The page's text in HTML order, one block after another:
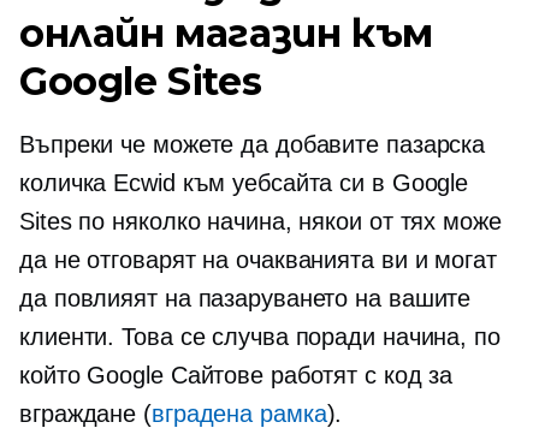
онлайн магазин към
Google Sites
Въпреки че можете да добавите пазарска
количка Ecwid към уебсайта си в Google
Sites по няколко начина, някои от тях може
да не отговарят на очакванията ви и могат
да повлияят на пазаруването на вашите
клиенти. Това се случва поради начина, по
който Google Сайтове работят с код за
вграждане (вградена рамка).